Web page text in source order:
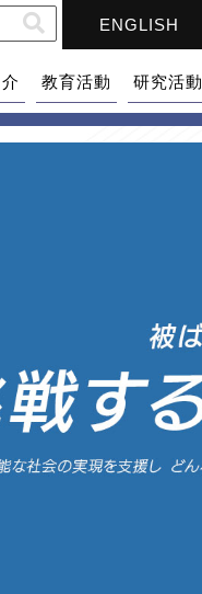
ENGLISH
教育活動 研究活動